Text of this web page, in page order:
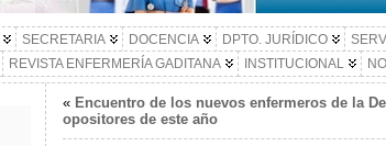
SECRETARIA DOCENCIA DPTO. JURÍDICO
REVISTA ENFERMERÍA GADITANA INSTITUCIONAL
« Encuentro de los nuevos enfermeros de la
opositores de este año